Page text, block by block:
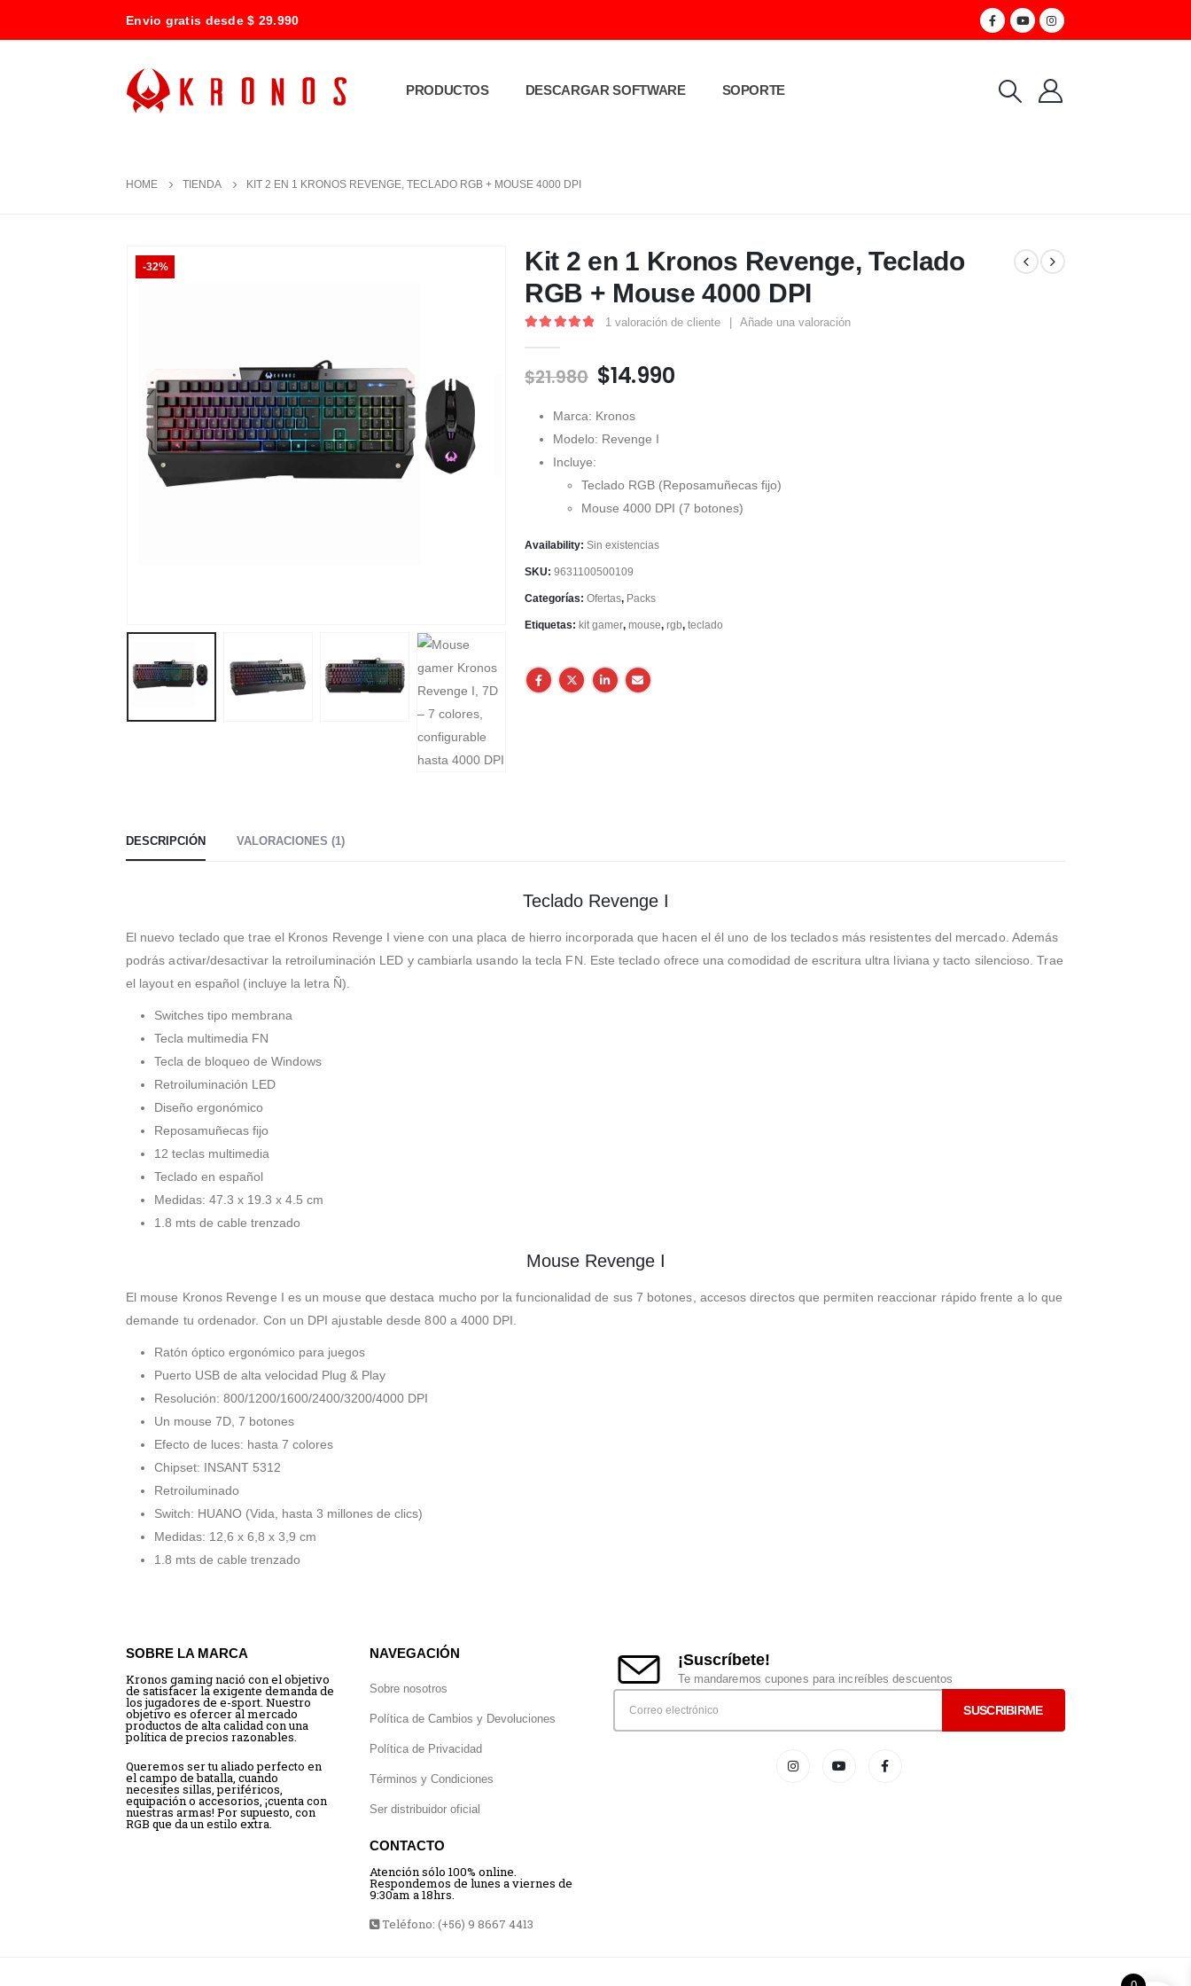
Envio gratis desde $ 29.990
PRODUCTOS DESCARGAR SOFTWARE SOPORTE
HOME TIENDA KIT 2 EN 1 KRONOS REVENGE, TECLADO RGB + MOUSE 4000 DPI
-32%
Kit 2 en 1 Kronos Revenge, Teclado
RGB + Mouse 4000 DPI
1 valoración de cliente Añade una valoración
$21.980 $14.990
Marca: Kronos
Modelo: Revenge I
Incluye:
Teclado RGB (Reposamuñecas fijo)
Mouse 4000 DPI (7 botones)
Availability: Sin existencias
SKU: 9631100500109
Categorías: Ofertas, Packs
Etiquetas: kit gamer, mouse, rgb, teclado
DESCRIPCIÓN VALORACIONES (1)
Teclado Revenge I
El nuevo teclado que trae el Kronos Revenge I viene con una placa de hierro incorporada que hacen el él uno de los teclados más resistentes del mercado. Además
podrás activar/desactivar la retroiluminación LED y cambiarla usando la tecla FN. Este teclado ofrece una comodidad de escritura ultra liviana y tacto silencioso. Trae
el layout en español (incluye la letra Ñ).
Switches tipo membrana
Tecla multimedia FN
Tecla de bloqueo de Windows
Retroiluminación LED
Diseño ergonómico
Reposamuñecas fijo
12 teclas multimedia
Teclado en español
Medidas: 47.3 x 19.3 x 4.5 cm
1.8 mts de cable trenzado
Mouse Revenge I
El mouse Kronos Revenge I es un mouse que destaca mucho por la funcionalidad de sus 7 botones, accesos directos que permiten reaccionar rápido frente a lo que
demande tu ordenador. Con un DPI ajustable desde 800 a 4000 DPI.
Ratón óptico ergonómico para juegos
Puerto USB de alta velocidad Plug & Play
Resolución: 800/1200/1600/2400/3200/4000 DPI
Un mouse 7D, 7 botones
Efecto de luces: hasta 7 colores
Chipset: INSANT 5312
Retroiluminado
Switch: HUANO (Vida, hasta 3 millones de clics)
Medidas: 12,6 x 6,8 x 3,9 cm
1.8 mts de cable trenzado
SOBRE LA MARCA
Kronos gaming nació con el objetivo
de satisfacer la exigente demanda de
los jugadores de e-sport. Nuestro
objetivo es ofercer al mercado
productos de alta calidad con una
política de precios razonables.
Queremos ser tu aliado perfecto en
el campo de batalla, cuando
necesites sillas, periféricos,
equipación o accesorios, ¡cuenta con
nuestras armas! Por supuesto, con
RGB que da un estilo extra.
NAVEGACIÓN
Sobre nosotros
Política de Cambios y Devoluciones
Política de Privacidad
Términos y Condiciones
Ser distribuidor oficial
CONTACTO
Atención sólo 100% online.
Respondemos de lunes a viernes de
9:30am a 18hrs.
Teléfono: (+56) 9 8667 4413
¡Suscríbete!
Te mandaremos cupones para increíbles descuentos